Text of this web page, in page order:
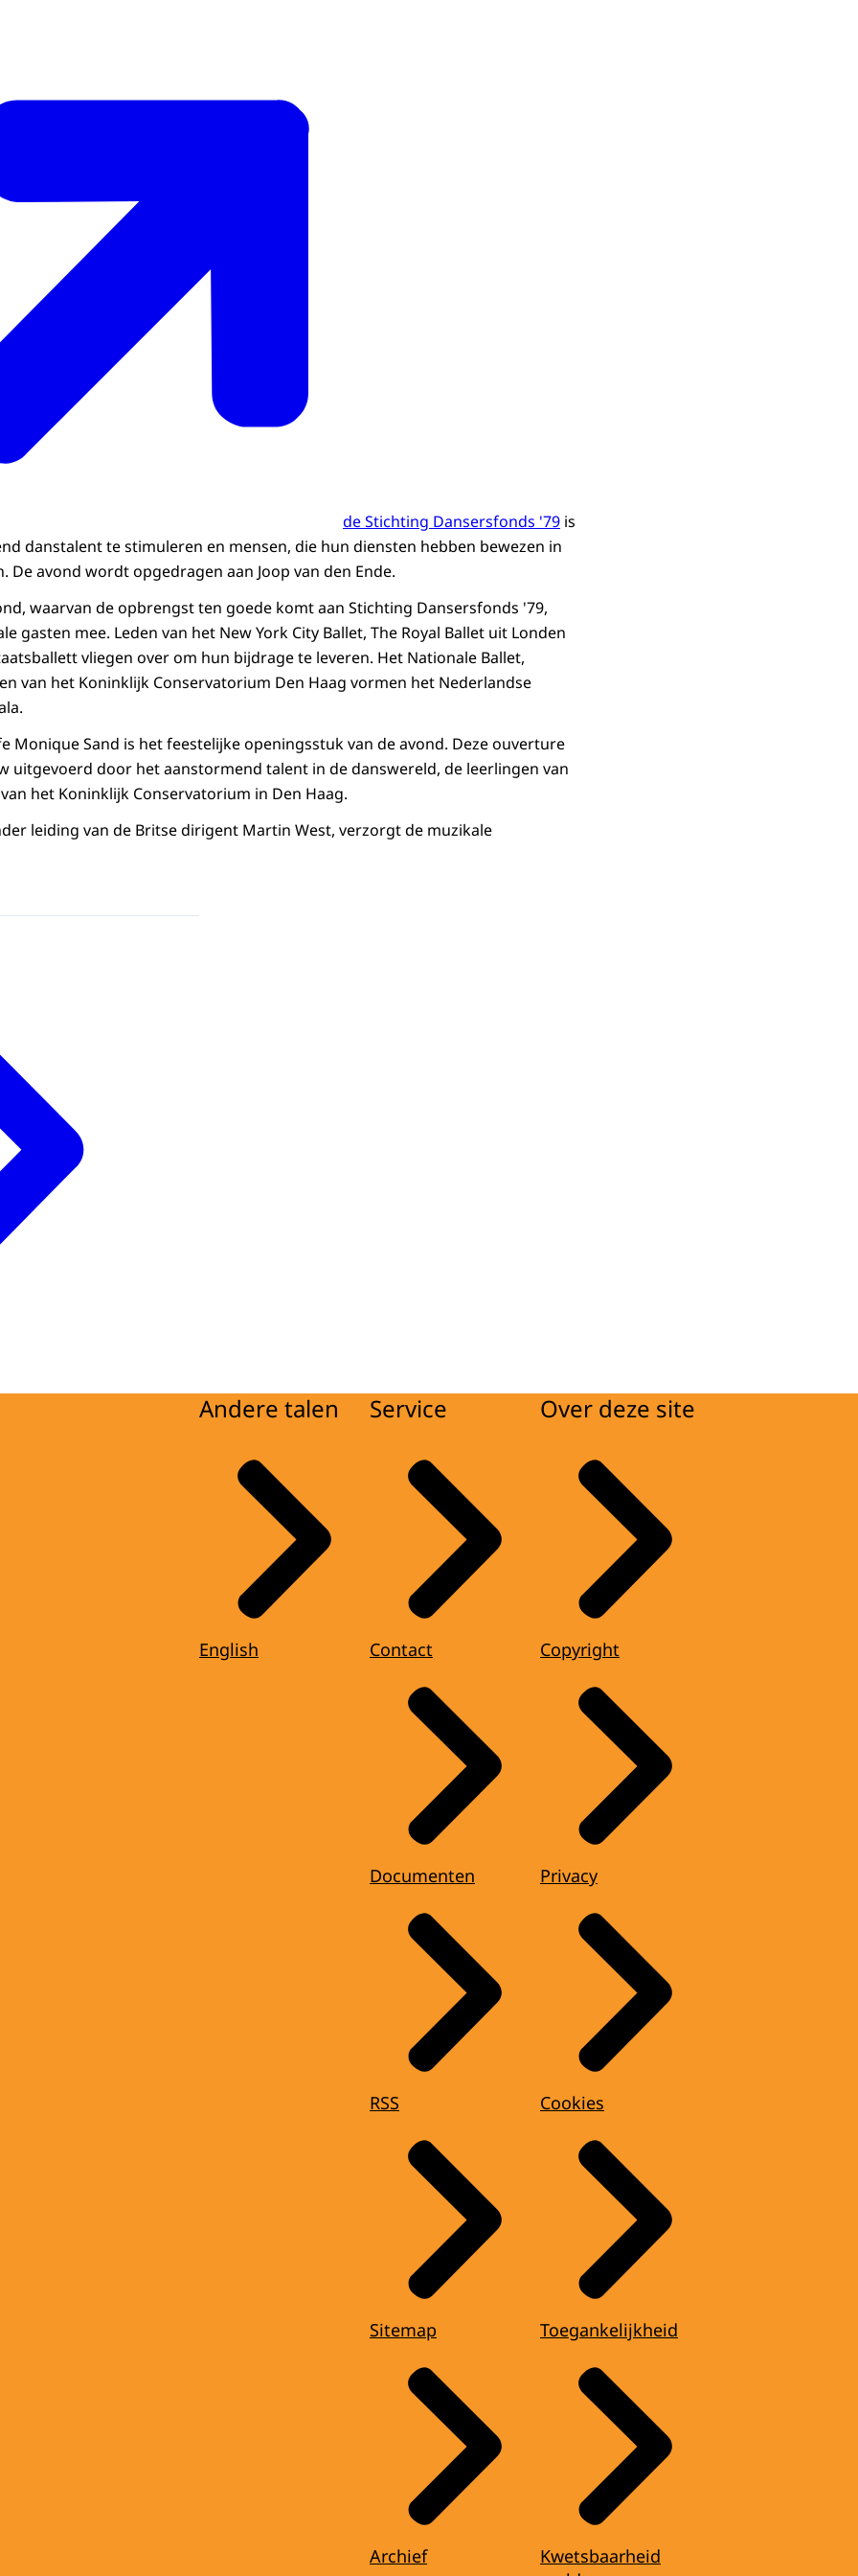
de Stichting Dansersfonds '79 is
danstalent te stimuleren en mensen, die hun diensten hebben bewezen in
De avond wordt opgedragen aan Joop van den Ende.
waarvan de opbrengst ten goede komt aan Stichting Dansersfonds '79,
gasten mee. Leden van het New York City Ballet, The Royal Ballet uit Londen
vliegen over om hun bijdrage te leveren. Het Nationale Ballet,
van het Koninklijk Conservatorium Den Haag vormen het Nederlandse
Monique Sand is het feestelijke openingsstuk van de avond. Deze ouverture
door het aanstormend talent in de danswereld, de leerlingen van
het Koninklijk Conservatorium in Den Haag.
leiding van de Britse dirigent Martin West, verzorgt de muzikale
Andere talen
English
Service
Contact
Documenten
RSS
Sitemap
Archief
Over deze site
Copyright
Privacy
Cookies
Toegankelijkheid
Kwetsbaarheid